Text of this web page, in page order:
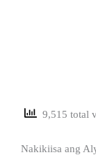
9,515 total
Nakikiisa ang